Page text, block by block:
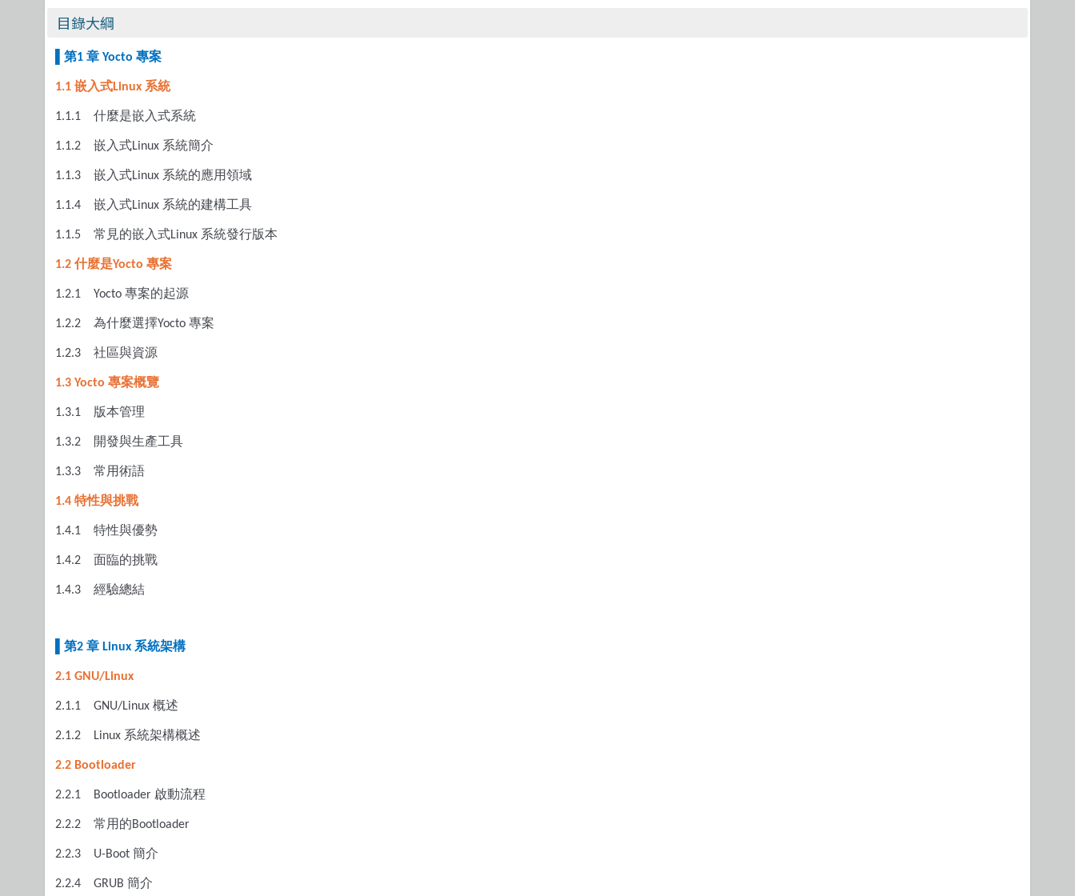
目錄大綱
第1 章 Yocto 專案
1.1 嵌入式Linux 系統
1.1.1 什麼是嵌入式系統
1.1.2 嵌入式Linux 系統簡介
1.1.3 嵌入式Linux 系統的應用領域
1.1.4 嵌入式Linux 系統的建構工具
1.1.5 常見的嵌入式Linux 系統發行版本
1.2 什麼是Yocto 專案
1.2.1 Yocto 專案的起源
1.2.2 為什麼選擇Yocto 專案
1.2.3 社區與資源
1.3 Yocto 專案概覽
1.3.1 版本管理
1.3.2 開發與生產工具
1.3.3 常用術語
1.4 特性與挑戰
1.4.1 特性與優勢
1.4.2 面臨的挑戰
1.4.3 經驗總結
第2 章 Linux 系統架構
2.1 GNU/Linux
2.1.1 GNU/Linux 概述
2.1.2 Linux 系統架構概述
2.2 Bootloader
2.2.1 Bootloader 啟動流程
2.2.2 常用的Bootloader
2.2.3 U-Boot 簡介
2.2.4 GRUB 簡介